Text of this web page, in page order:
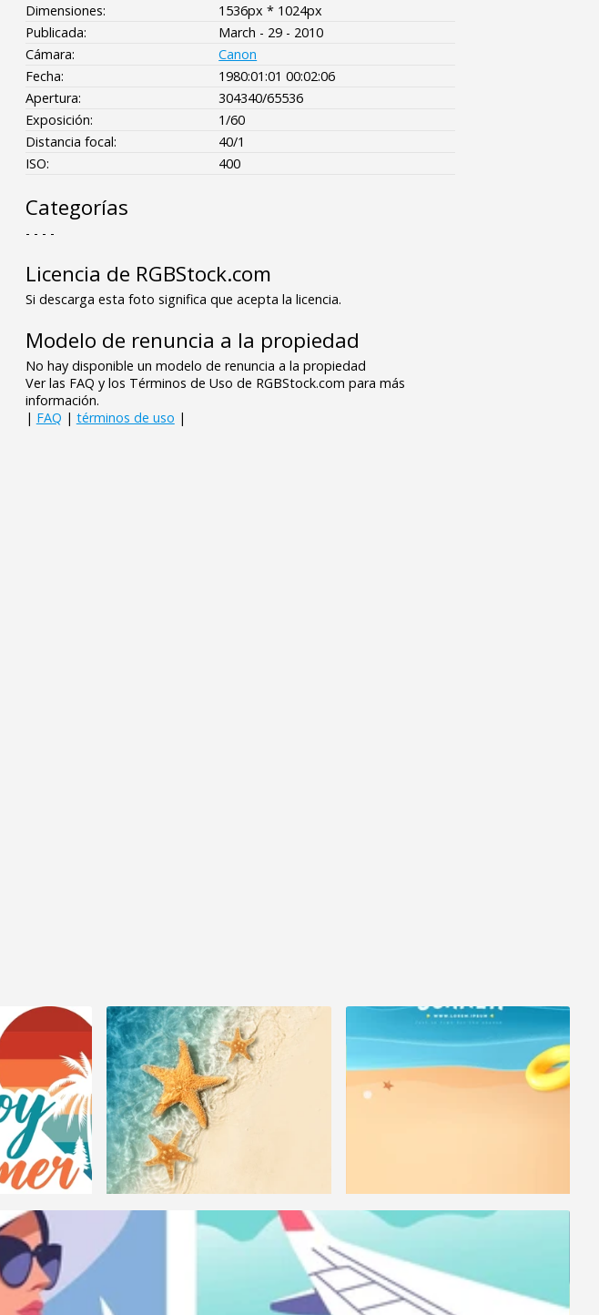
Dimensiones:
1536px * 1024px
Publicada:
March - 29 - 2010
Cámara:
Canon
Fecha:
1980:01:01 00:02:06
Apertura:
304340/65536
Exposición:
1/60
Distancia focal:
40/1
ISO:
400
Categorías
- - - -
Licencia de RGBStock.com
Si descarga esta foto significa que acepta la licencia.
Modelo de renuncia a la propiedad
No hay disponible un modelo de renuncia a la propiedad
Ver las FAQ y los Términos de Uso de RGBStock.com para más
información.
| FAQ | términos de uso |